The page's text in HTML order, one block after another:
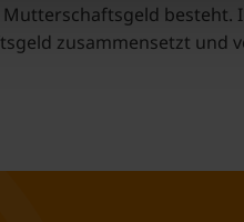
besteht.
zusammensetzt und